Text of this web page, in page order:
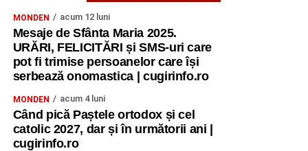
MONDEN acum 12 luni
Mesaje de Sfânta Maria 2025.
URĂRI, FELICITĂRI și SMS-uri care
pot fi trimise persoanelor care își
serbează onomastica | cugirinfo.ro
MONDEN acum 4 luni
Când pică Paștele ortodox și cel
catolic 2027, dar și în următorii ani |
cugirinfo.ro